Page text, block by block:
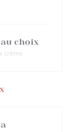
choix
crème